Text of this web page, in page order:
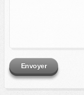
Envoyer